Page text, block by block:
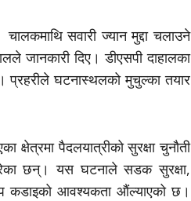
सवारी ज्यान मुद्दा चलाउने
जानकारी दिए। डीएसपी दाहालका
प्रहरीले घटनास्थलको मुचुल्का तयार
क्षेत्रमा पैदलयात्रीको सुरक्षा चुनौती
छन्। यस घटनाले सडक सुरक्षा,
थप कडाइको आवश्यकता औंल्याएको छ।